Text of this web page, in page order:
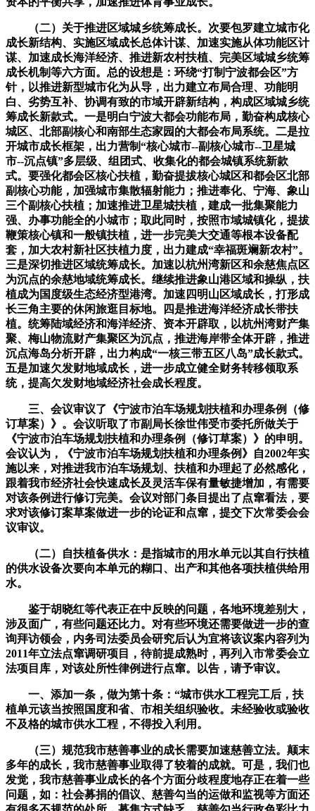
（二）关于推进区域城乡统筹成长。次要包罗建立城市化
成长新结构、实施区域成长总体计谋、加速实施从体功能区计
谋、加速成长海洋经济、推进新农村扶植、完美区域城乡统筹
成长机制等六方面。总的设想是：环绕“打制宁波都会区”方
针，以推进新型城市化为从导，出力建立布局合理、功能明
白、劣势互补、协调有致的市域开辟新结构，构成区域城乡统
筹成长新款式。一是明白宁波大都会功能布局，勤奋构成核心
城区、北部副核心和南部生态家园的大都会布局系统。二是拉
开城市成长框架，出力营制“核心城市--副核心城市--卫星城
市--沉点镇”多层级、组团式、收集化的都会城镇系统新款
式。要强化都会区核心扶植，勤奋提拔核心城区和都会区北部
副核心功能，加强城市集散辐射能力；推进奉化、宁海、象山
三个副核心扶植；加速推进卫星城扶植，建成一批集聚能力
强、办事功能全的小城市；取此同时，按照市域城镇化，提拔
鞭策核心镇和一般镇扶植，进一步完美大交通等根本设备配
套，加大农村新社区扶植力度，出力建成“幸福斑斓新农村”。
三是深切推进区域统筹成长。加速以杭州湾新区和余慈焦点区
为沉点的余慈地域统筹成长。继续推进象山港区域和操纵，扶
植成为国度级生态经济型港湾。加速四明山区域成长，打形成
长三角主要的休闲旅逛目标地。四是推进海洋经济成长带扶
植。统筹陆域经济和海洋经济、资本开辟取，以杭州湾财产集
聚、梅山物流财产集聚区为沉点，推进海岸带全体开辟，推进
沉点海岛分析开辟，出力构成“一核三带五区八岛”成长款式。
五是加速欠发财地域成长，进一步成立健全财务转移领取系
统，提高欠发财地域经济社会成长程度。
三、会议审议了《宁波市泊车场规划扶植和办理条例（修
订草案）》。会议听取了市副局长徐世伟受市委托所做关于
《宁波市泊车场规划扶植和办理条例（修订草案）》的申明。
会议认为，《宁波市泊车场规划扶植和办理条例》自2002年实
施以来，对推进我市泊车场规划、扶植和办理起了必然感化，
跟着我市经济社会快速成长及灵活车保有量敏捷增加，有需要
对该条例进行修订完美。会议对部门条目提出了点窜看法，要
求对该修订案草案做进一步的论证和点窜，提交下次常委会会
议审议。
（二）自扶植备供水：是指城市的用水单元以其自行扶植
的供水设备次要向本单元的糊口、出产和其他各项扶植供给用
水。
鉴于胡晓红等代表正在中反映的问题，各地环境差别大，
涉及面广，有些问题还比力。对有些环境还需要做进一步的查
询拜访领会，内务司法委员会研究后认为宜将该议案内容列为
2011年立法点窜调研项目，待前提成熟时，再列入市常委会立
法项目库，对该处所性律例进行点窜。以告，请予审议。
一、添加一条，做为第十条：“城市供水工程完工后，扶
植单元该当按照国度和省、市相关组织验收。未经验收或验收
不及格的城市供水工程，不得投入利用。
（三）规范我市慈善事业的成长需要加速慈善立法。颠末
多年的成长，我市慈善事业取得了较着的成就。可是，我们也
发觉，我市慈善事业成长的各个方面分歧程度地存正在着一些
问题，如：社会募捐的倡议、慈善勾当的运做和监视等方面还